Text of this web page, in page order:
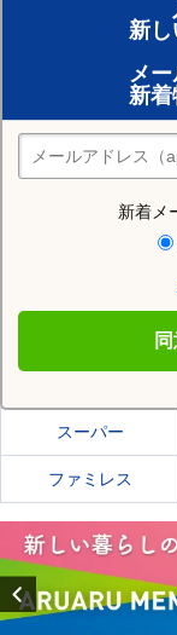
新し
メ
新着
新着メ
賃貸のプロがお部屋
おまかせ物件リク
住みたい街の店舗を
店舗検索
住む街研究所で
藤沢市の施設一
スーパー
ファミレス
Previous